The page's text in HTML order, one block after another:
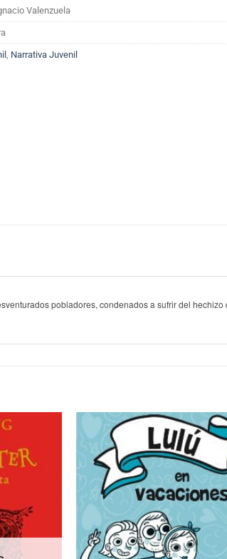
Valenzuela
Narrativa Juvenil
pobladores, condenados a sufrir del hechizo